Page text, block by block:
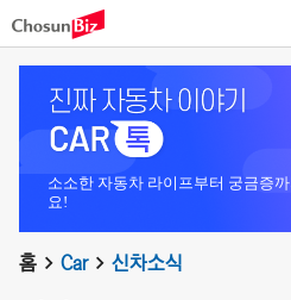
소소한 자동차 라이프부터 궁금증
요!
홈 Car 신차소식